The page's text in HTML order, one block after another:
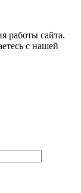
работы сайта.
с нашей